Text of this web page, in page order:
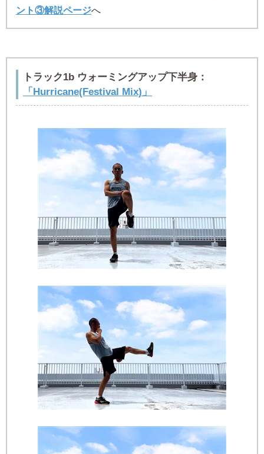
ント③解説ページへ
トラック1b ウォーミングアップ下半身：
「Hurricane(Festival Mix)」